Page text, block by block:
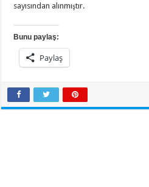
sayısından alınmıştır.
Bunu paylaş:
Paylaş